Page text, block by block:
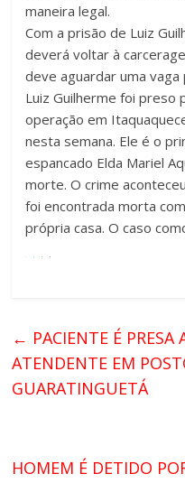
maneira legal.
Com a prisão de Luiz
deverá voltar à
deve aguardar uma
Luiz Guilherme foi preso
operação em
nesta semana. Ele é o
espancado Elda Mariel
morte. O crime
foi encontrada morta
própria casa. O caso
← PACIENTE É PRESA
ATENDENTE EM
GUARATINGUETÁ
HOMEM É DETIDO